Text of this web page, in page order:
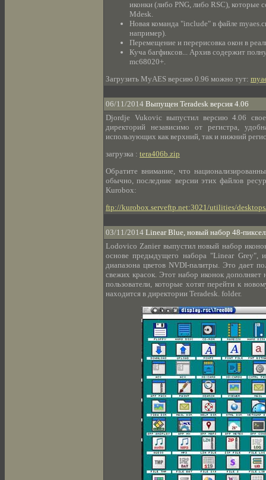
иконки (либо PNG, либо RSC),
Mdesk.
Новая команда "include" в файле
например).
Перемещение и перерисовка окон в
Куча багфиксов... Архив содержит
mc68020+.
Загрузить MyAES версию 0.96 можно тут:
06/11/2014 Выпущен Teradesk версия 4.06
Djordje Vukovic выпустил версию 4.06
директорий независимо от регистра,
использующих как верхний, так и нижний
загрузка : tera406b.zip
Обратите внимание, что
обычно, последние версии этих файлов
Kurobox:
ftp://kurobox.serveftp.net:3021/utilities/
03/11/2014 Linear Blue, новый набор 48-
Lodovico Zanier выпустил новый набор
основе предыдущего набора "Linear Grey",
диапазона цветов NVDI-палитры. Это дает
свежих красок. Этот набор иконок
пользователи, которые хотят перейти к
находится в директории Teradesk. folder.